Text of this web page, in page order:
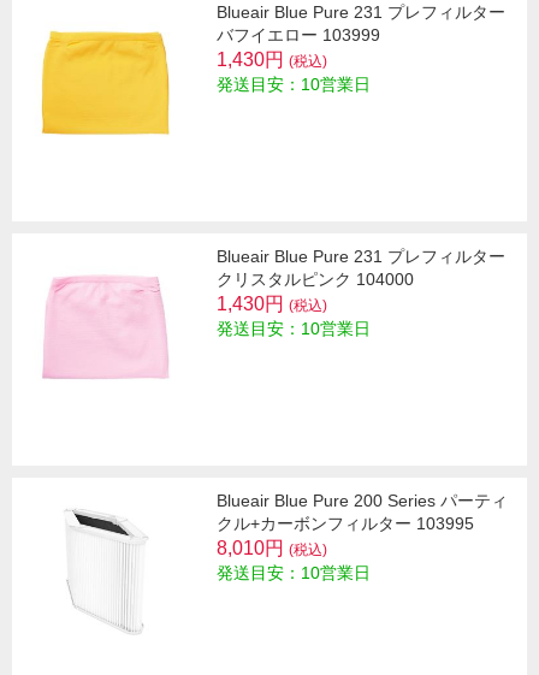
Blueair Blue Pure 231 プレフィルター
バフイエロー 103999
1,430円 (税込)
発送目安：10営業日
Blueair Blue Pure 231 プレフィルター
クリスタルピンク 104000
1,430円 (税込)
発送目安：10営業日
Blueair Blue Pure 200 Series パーティ
クル+カーボンフィルター 103995
8,010円 (税込)
発送目安：10営業日